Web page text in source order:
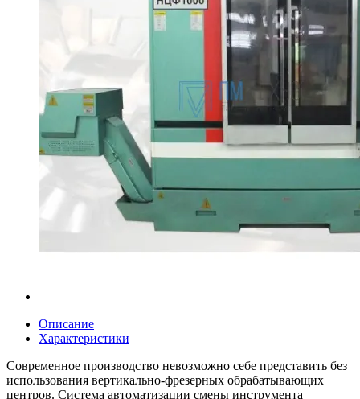
Описание
Характеристики
Современное производство невозможно себе представить без
использования вертикально-фрезерных обрабатывающих
центров. Система автоматизации смены инструмента